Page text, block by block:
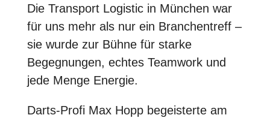
Die Transport Logistic in München war
für uns mehr als nur ein Branchentreff –
sie wurde zur Bühne für starke
Begegnungen, echtes Teamwork und
jede Menge Energie.
Darts-Profi Max Hopp begeisterte am